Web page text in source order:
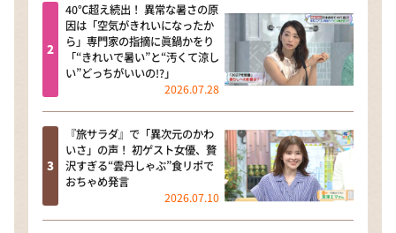
ポツンと一軒家
ザキ山小屋本館
ぺこぱのまるスポ
40℃超え続出！ 異常な暑さの原
因は「空気がきれいになったか
ら」専門家の指摘に眞鍋かをり
「“きれいで暑い”と“汚くて涼し
い”どっちがいいの!?」
2026.07.28
『旅サラダ』で「異次元のかわ
いさ」の声！ 初ゲスト女優、贅
沢すぎる“雲丹しゃぶ”食リポで
おちゃめ発言
2026.07.10